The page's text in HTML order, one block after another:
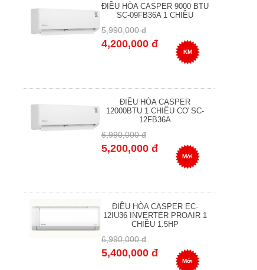
ĐIỀU HÒA CASPER 9000 BTU
SC-09FB36A 1 CHIỀU
5,990,000 đ
4,200,000 đ
KM
ĐIỀU HÒA CASPER
12000BTU 1 CHIỀU CƠ SC-
12FB36A
6,990,000 đ
5,200,000 đ
Mới
ĐIỀU HÒA CASPER EC-
12IU36 INVERTER PROAIR 1
CHIỀU 1.5HP
6,990,000 đ
5,400,000 đ
Mới